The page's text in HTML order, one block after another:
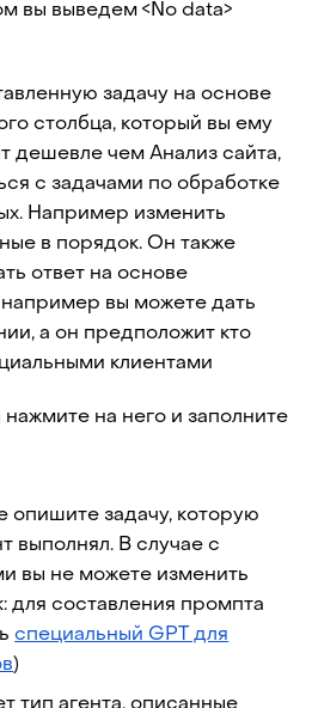
вы выведем <No data>
задачу на основе
столбца, который вы ему
дешевле чем Анализ сайта,
с задачами по обработке
Например изменить
в порядок. Он также
ответ на основе
например вы можете дать
а он предположит кто
клиентами
на него и заполните
опишите задачу, которую
выполнял. В случае с
вы не можете изменить
для составления промпта
специальный GPT для
)